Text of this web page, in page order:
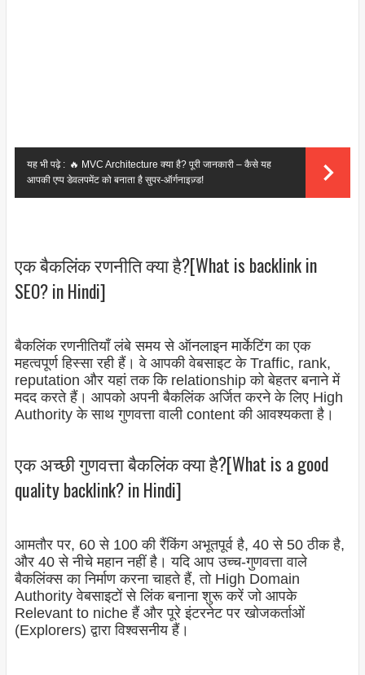
यह भी पढ़े : 🔥 MVC Architecture क्या है? पूरी जानकारी – कैसे यह
आपकी एप्प डेवलपमेंट को बनाता है सुपर‑ऑर्गनाइज़्ड!
एक बैकलिंक रणनीति क्या है?[What is backlink in
SEO? in Hindi]
बैकलिंक रणनीतियाँ लंबे समय से ऑनलाइन मार्केटिंग का एक
महत्वपूर्ण हिस्सा रही हैं। वे आपकी वेबसाइट के Traffic, rank,
reputation और यहां तक ​​कि relationship को बेहतर बनाने में
मदद करते हैं। आपको अपनी बैकलिंक अर्जित करने के लिए High
Authority के साथ गुणवत्ता वाली content की आवश्यकता है।
एक अच्छी गुणवत्ता बैकलिंक क्या है?[What is a good
quality backlink? in Hindi]
आमतौर पर, 60 से 100 की रैंकिंग अभूतपूर्व है, 40 से 50 ठीक है,
और 40 से नीचे महान नहीं है। यदि आप उच्च-गुणवत्ता वाले
बैकलिंक्स का निर्माण करना चाहते हैं, तो High Domain
Authority वेबसाइटों से लिंक बनाना शुरू करें जो आपके
Relevant to niche हैं और पूरे इंटरनेट पर खोजकर्ताओं
(Explorers) द्वारा विश्वसनीय हैं।